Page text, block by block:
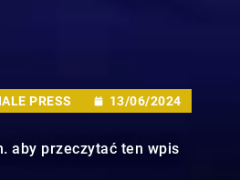
PRESS
13/06/2024
aby przeczytać ten wpis